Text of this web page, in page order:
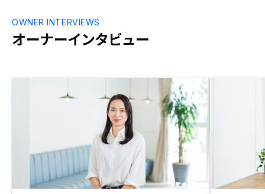
オーナーインタビュー
OWNER INTERVIEWS